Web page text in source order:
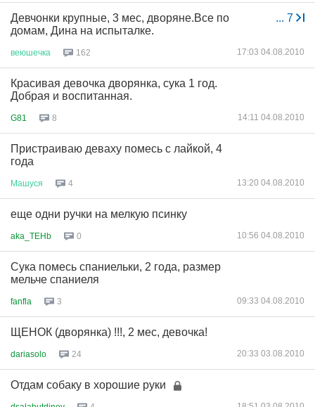
... 7
Девчонки крупные, 3 мес, дворяне.Все по
домам, Дина на испыталке.
веюшечка 162 17:03 04.08.2010
Красивая девочка дворянка, сука 1 год.
Добрая и воспитанная.
G81 8 14:11 04.08.2010
Пристраиваю деваху помесь с лайкой, 4
года
Машуся 4 13:20 04.08.2010
еще одни ручки на мелкую псинку
aka_TEHb 0 10:56 04.08.2010
Сука помесь спаниельки, 2 года, размер
мельче спаниеля
fanfla 3 09:33 04.08.2010
ЩЕНОК (дворянка) !!!, 2 мес, девочка!
dariasolo 24 20:33 03.08.2010
Отдам собаку в хорошие руки